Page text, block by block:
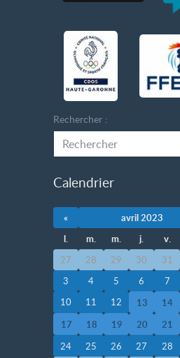
Rechercher :
Calendrier
« avril 2023
l.
m. m. j. v.
27
28 29 30 31
3
4 5 6 7
10
11 12 13 14
17
18 19 20 21
24
25 26 27 28